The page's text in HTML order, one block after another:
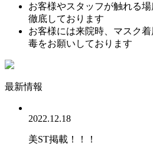
お客様やスタッフが触れる
徹底しております
お客様には来院時、マスク
毒をお願いしております
最新情報
2022.12.18
美ST掲載！！！